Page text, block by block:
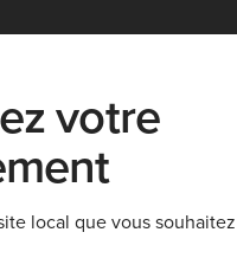
ARIAT LIFE
ÉVÉNEMENTS
votre
local que vous souhaitez